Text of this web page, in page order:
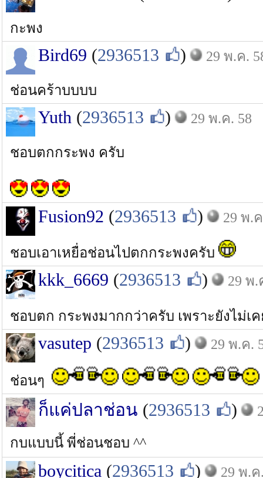
กะพง
Bird69 (2936513 ) 29 พ.ค.
ช่อนคร้าบบบบ
Yuth (2936513 ) 29 พ.ค. 58
ชอบตกกระพง ครับ
Fusion92 (2936513 ) 29 พ.
ชอบเอาเหยื่อช่อนไปตกกระพงครับ
kkk_6669 (2936513 ) 29 พ.
ชอบตก กระพงมากกว่าครับ เพราะยังไม่
vasutep (2936513 ) 29 พ.ค.
ช่อนๆ
ก็แค่ปลาช่อน (2936513 )
กบแบบนี้ พี่ช่อนชอบ ^^
boycitica (2936513 ) 29 พ.ค